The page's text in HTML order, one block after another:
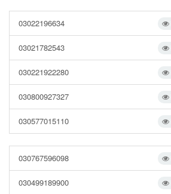
03022196634
03021782543
030221922280
030800927327
030577015110
030767596098
030499189900